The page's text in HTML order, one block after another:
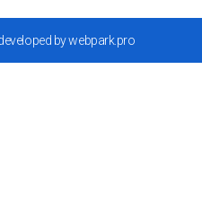
by webpark.pro